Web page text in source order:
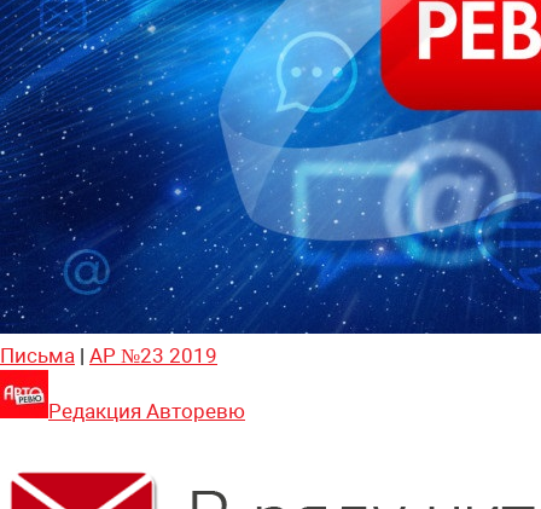
Письма | АР №23 2019
Редакция Авторевю